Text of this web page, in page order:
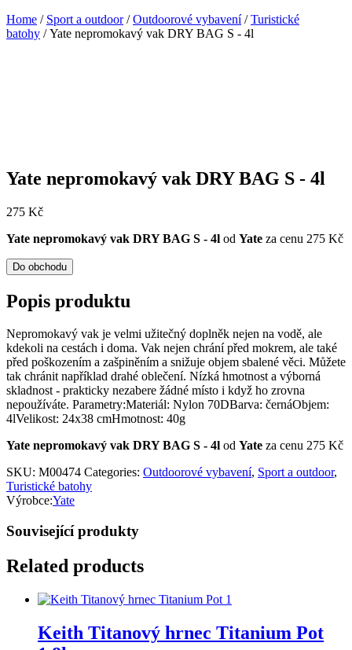
Home / Sport a outdoor/Outdoorové vybavení/Turistické
batohy / Yate nepromokavý vak DRY BAG S - 4l
Yate nepromokavý vak DRY BAG S - 4l
275 Kč
Yate nepromokavý vak DRY BAG S - 4l od Yate za cenu 275 Kč
Do obchodu
Popis produktu
Nepromokavý vak je velmi užitečný doplněk nejen na vodě, ale
kdekoli na cestách i doma. Vak nejen chrání před mokrem, ale také
před poškozením a zašpiněním a snižuje objem sbalené věci. Můžete
tak chránit například drahé oblečení. Nízká hmotnost a výborná
skladnost - prakticky nezabere žádné místo i když ho zrovna
nepoužíváte. Parametry:Materiál: Nylon 70DBarva: černáObjem:
4lVelikost: 24x38 cmHmotnost: 40g
Yate nepromokavý vak DRY BAG S - 4l od Yate za cenu 275 Kč
SKU: M00474 Categories: Outdoorové vybavení, Sport a outdoor,
Turistické batohy
Výrobce:Yate
Související produkty
Related products
Keith Titanový hrnec Titanium Pot